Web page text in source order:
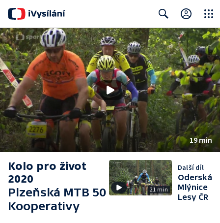
Search Close
19 min
Kolo pro život
2020
Plzeňská MTB 50
Kooperativy
21 min
Další díl
Oderská
Mlýnice
Lesy ČR